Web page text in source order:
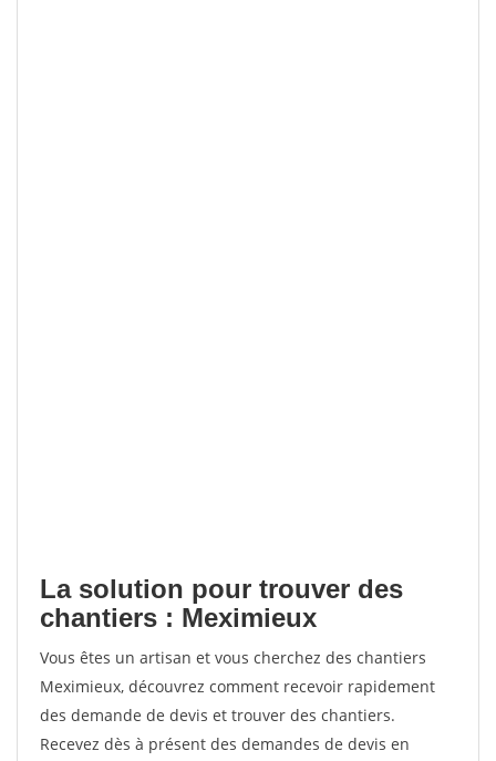
La solution pour trouver des
chantiers : Meximieux
Vous êtes un artisan et vous cherchez des chantiers
Meximieux, découvrez comment recevoir rapidement
des demande de devis et trouver des chantiers.
Recevez dès à présent des demandes de devis en